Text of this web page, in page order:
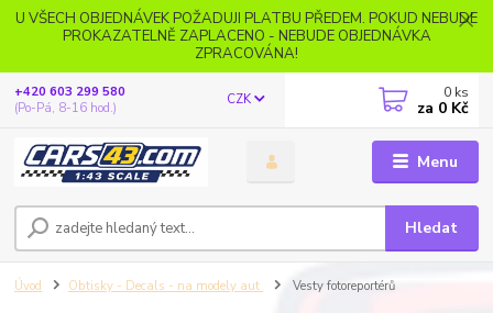
U VŠECH OBJEDNÁVEK POŽADUJI PLATBU PŘEDEM. POKUD NEBUDE
PROKAZATELNĚ ZAPLACENO - NEBUDE OBJEDNÁVKA
ZPRACOVÁNA!
Menu
CZK
Hledat
+420 603 299 580
(Po-Pá, 8-16 hod.)
0 ks
za 0 Kč
Úvod Obtisky - Decals - na modely aut Vesty fotoreportérů